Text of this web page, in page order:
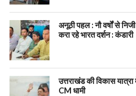
अनूठी पहल : नौ वर्षों से
करा रहे भारत दर्शन : कंडारी
उत्तराखंड की विकास
CM धामी